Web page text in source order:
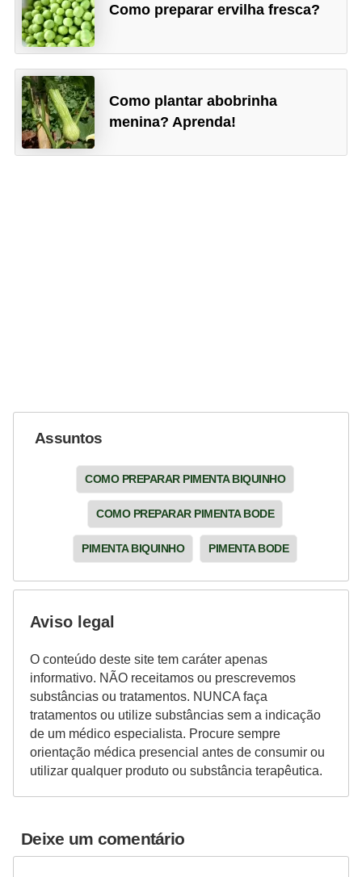
Como preparar ervilha fresca?
Como plantar abobrinha
menina? Aprenda!
Assuntos
COMO PREPARAR PIMENTA BIQUINHO
COMO PREPARAR PIMENTA BODE
PIMENTA BIQUINHO PIMENTA BODE
Aviso legal
O conteúdo deste site tem caráter apenas
informativo. NÃO receitamos ou prescrevemos
substâncias ou tratamentos. NUNCA faça
tratamentos ou utilize substâncias sem a indicação
de um médico especialista. Procure sempre
orientação médica presencial antes de consumir ou
utilizar qualquer produto ou substância terapêutica.
Deixe um comentário